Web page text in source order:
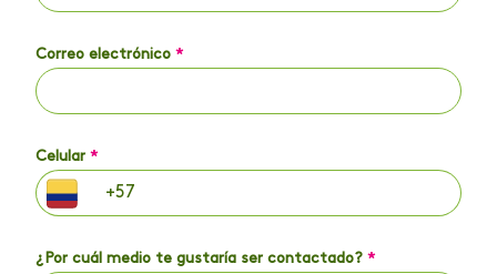
Correo electrónico *
Celular *
¿Por cuál medio te gustaría ser contactado? *